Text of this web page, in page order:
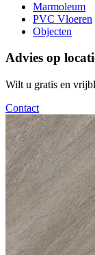
Marmoleum
PVC Vloeren
Objecten
Advies op
Wilt u gratis en
Contact